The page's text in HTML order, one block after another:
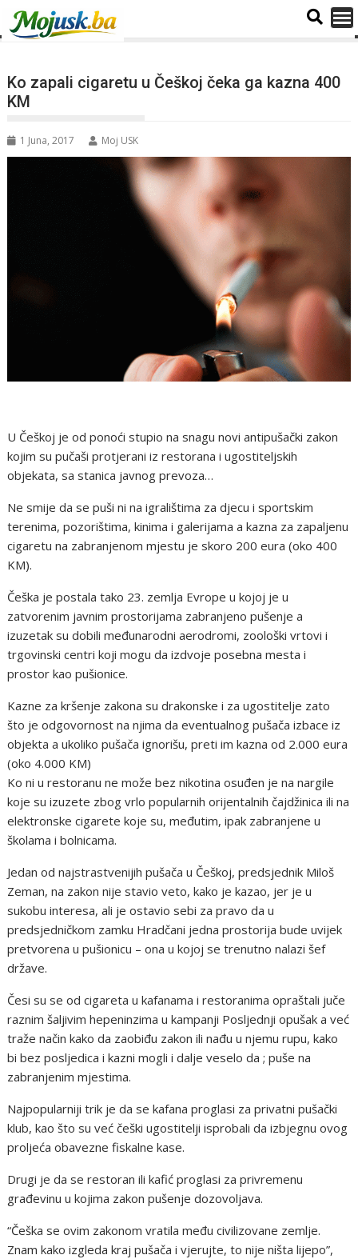
Ko zapali cigaretu u Češkoj čeka ga kazna 400
KM
1 Juna, 2017 Moj USK
U Češkoj je od ponoći stupio na snagu novi antipušački zakon
kojim su pučaši protjerani iz restorana i ugostiteljskih
objekata, sa stanica javnog prevoza…
Ne smije da se puši ni na igralištima za djecu i sportskim
terenima, pozorištima, kinima i galerijama a kazna za zapaljenu
cigaretu na zabranjenom mjestu je skoro 200 eura (oko 400
KM).
Češka je postala tako 23. zemlja Evrope u kojoj je u
zatvorenim javnim prostorijama zabranjeno pušenje a
izuzetak su dobili međunarodni aerodromi, zoološki vrtovi i
trgovinski centri koji mogu da izdvoje posebna mesta i
prostor kao pušionice.
Kazne za kršenje zakona su drakonske i za ugostitelje zato
što je odgovornost na njima da eventualnog pušača izbace iz
objekta a ukoliko pušača ignorišu, preti im kazna od 2.000 eura
(oko 4.000 KM)
Ko ni u restoranu ne može bez nikotina osuđen je na nargile
koje su izuzete zbog vrlo popularnih orijentalnih čajdžinica ili na
elektronske cigarete koje su, međutim, ipak zabranjene u
školama i bolnicama.
Jedan od najstrastvenijih pušača u Češkoj, predsjednik Miloš
Zeman, na zakon nije stavio veto, kako je kazao, jer je u
sukobu interesa, ali je ostavio sebi za pravo da u
predsjedničkom zamku Hradčani jedna prostorija bude uvijek
pretvorena u pušionicu – ona u kojoj se trenutno nalazi šef
države.
Česi su se od cigareta u kafanama i restoranima opraštali juče
raznim šaljivim hepeninzima u kampanji Posljednji opušak a već
traže način kako da zaobiđu zakon ili nađu u njemu rupu, kako
bi bez posljedica i kazni mogli i dalje veselo da ; puše na
zabranjenim mjestima.
Najpopularniji trik je da se kafana proglasi za privatni pušački
klub, kao što su već češki ugostitelji isprobali da izbjegnu ovog
proljeća obavezne fiskalne kase.
Drugi je da se restoran ili kafić proglasi za privremenu
građevinu u kojima zakon pušenje dozovoljava.
“Češka se ovim zakonom vratila među civilizovane zemlje.
Znam kako izgleda kraj pušača i vjerujte, to nije ništa lijepo”,